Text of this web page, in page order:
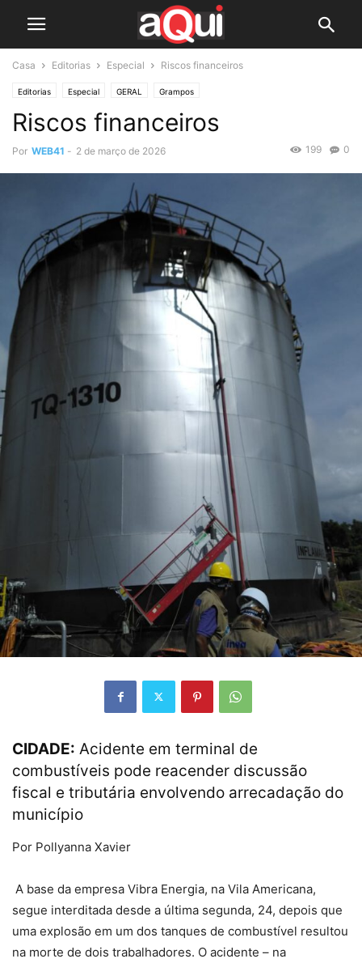
Casa Editorias Especial Riscos financeiros
Editorias Especial GERAL Grampos
Riscos financeiros
Por WEB41 - 2 de março de 2026 0
199
CIDADE: Acidente em terminal de
combustíveis pode reacender discussão
fiscal e tributária envolvendo arrecadação do
município
Por Pollyanna Xavier
A base da empresa Vibra Energia, na Vila Americana,
segue interditada desde a última segunda, 24, depois que
uma explosão em um dos tanques de combustível resultou
na morte de dois trabalhadores. O acidente – na